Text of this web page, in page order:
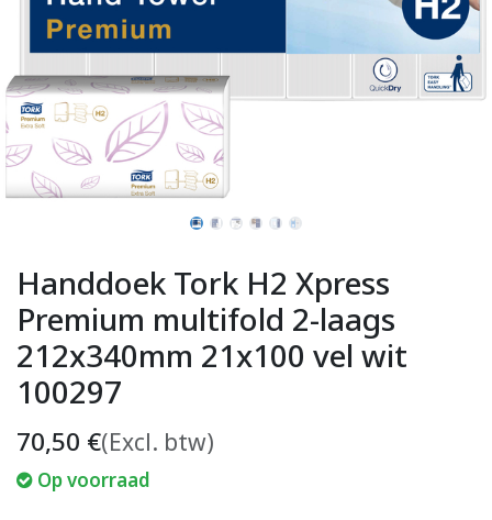
Handdoek Tork H2 Xpress
Premium multifold 2-laags
212x340mm 21x100 vel wit
100297
70,50 €(Excl. btw)
Op voorraad